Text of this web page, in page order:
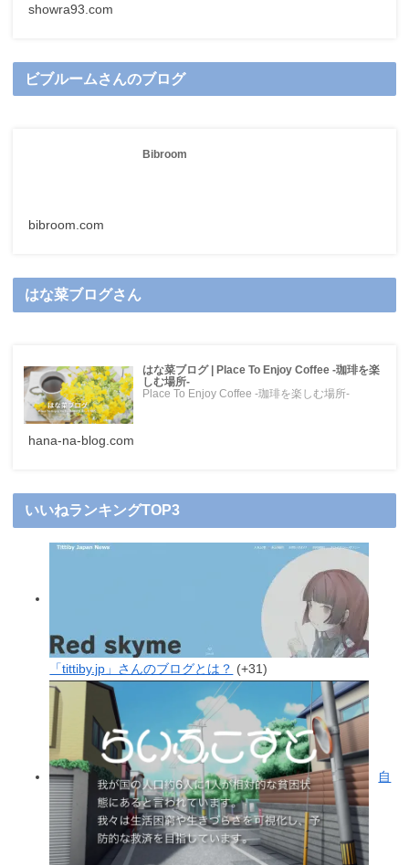
showra93.com
ビブルームさんのブログ
Bibroom
bibroom.com
はな菜ブログさん
はな菜ブログ | Place To Enjoy Coffee -珈琲を楽
しむ場所-
Place To Enjoy Coffee -珈琲を楽しむ場所-
hana-na-blog.com
いいねランキングTOP3
「tittiby.jp」さんのブログとは？ +31
自